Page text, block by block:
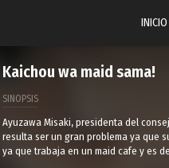
INICIO
Kaichou wa maid sama!
SINOPSIS
Ayuzawa Misaki, presidenta del
resulta ser un gran problema ya que
ya que trabaja en un maid cafe y es